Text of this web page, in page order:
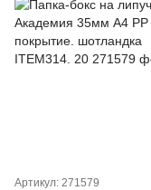
Артикул: 271579